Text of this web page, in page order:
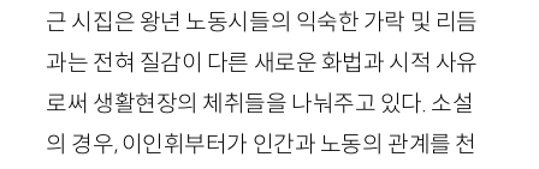
근 시집은 왕년 노동시들의 익숙한 가락 및 리듬
과는 전혀 질감이 다른 새로운 화법과 시적 사유
로써 생활현장의 체취들을 나눠주고 있다. 소설
의 경우, 이인휘부터가 인간과 노동의 관계를 천